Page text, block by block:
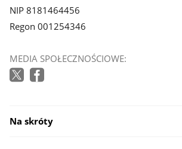
NIP 8181464456
Regon 001254346
MEDIA SPOŁECZNOŚCIOWE:
Na skróty